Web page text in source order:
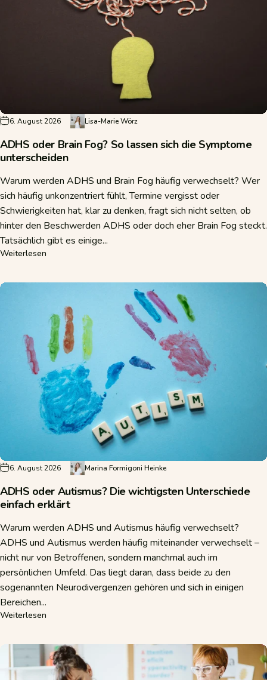
6. August 2026 Lisa-Marie Wörz
ADHS oder Brain Fog? So lassen sich die Symptome
unterscheiden
Warum werden ADHS und Brain Fog häufig verwechselt? Wer
sich häufig unkonzentriert fühlt, Termine vergisst oder
Schwierigkeiten hat, klar zu denken, fragt sich nicht selten, ob
hinter den Beschwerden ADHS oder doch eher Brain Fog steckt.
Tatsächlich gibt es einige...
Weiterlesen
6. August 2026 Marina Formigoni Heinke
ADHS oder Autismus? Die wichtigsten Unterschiede
einfach erklärt
Warum werden ADHS und Autismus häufig verwechselt?
ADHS und Autismus werden häufig miteinander verwechselt –
nicht nur von Betroffenen, sondern manchmal auch im
persönlichen Umfeld. Das liegt daran, dass beide zu den
sogenannten Neurodivergenzen gehören und sich in einigen
Bereichen...
Weiterlesen